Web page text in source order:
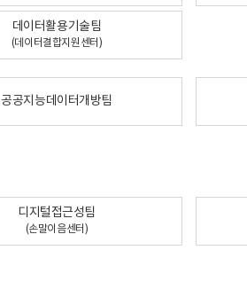
데이터활용기술팀
(데이터결합지원센터)
공공지능데이터개방팀
디지털접근성팀
(손말이음센터)